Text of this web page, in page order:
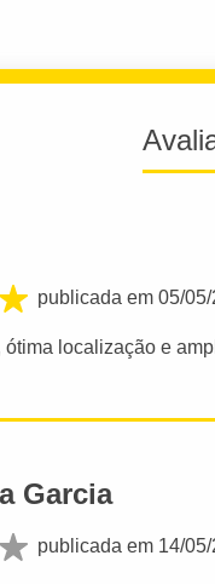
publicada em 05/
ótima localização e
Garcia
publicada em 14/